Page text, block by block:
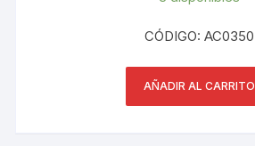
CÓDIGO: AC0350
AÑADIR AL CARRITO